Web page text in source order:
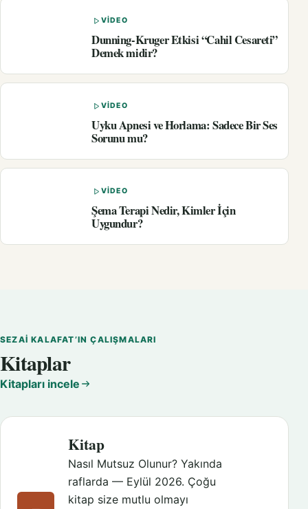
VIDEO
Dunning-Kruger Etkisi “Cahil Cesareti”
Demek midir?
VIDEO
Uyku Apnesi ve Horlama: Sadece Bir Ses
Sorunu mu?
VIDEO
Şema Terapi Nedir, Kimler İçin
Uygundur?
SEZAI KALAFAT’IN ÇALIŞMALARI
Kitaplar
Kitapları incele
Kitap
Nasıl Mutsuz Olunur? Yakında
raflarda — Eylül 2026. Çoğu
kitap size mutlu olmayı